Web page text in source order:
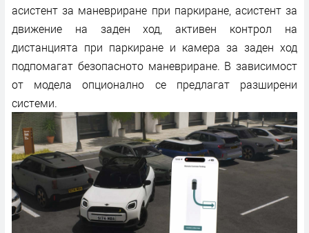
асистент за маневриране при паркиране, асистент за
движение на заден ход, активен контрол на
дистанцията при паркиране и камера за заден ход
подпомагат безопасното маневриране. В зависимост
от модела опционално се предлагат разширени
системи.